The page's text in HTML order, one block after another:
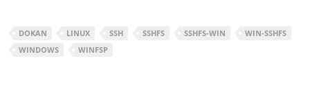
DOKAN LINUX SSH SSHFS SSHFS-WIN
WIN-SSHFS
WINDOWS
WINFSP